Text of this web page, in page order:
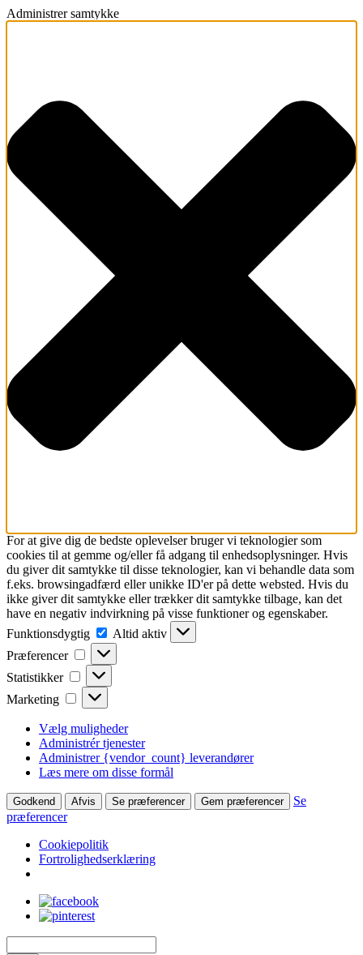
Administrer samtykke
For at give dig de bedste oplevelser bruger vi teknologier som
cookies til at gemme og/eller få adgang til enhedsoplysninger. Hvis
du giver dit samtykke til disse teknologier, kan vi behandle data som
f.eks. browsingadfærd eller unikke ID'er på dette websted. Hvis du
ikke giver dit samtykke eller trækker dit samtykke tilbage, kan det
have en negativ indvirkning på visse funktioner og egenskaber.
Funktionsdygtig
Funktionsdygtig
Altid aktiv
Præferencer
Præferencer
Statistikker Statistikker
Marketing Marketing
Vælg muligheder
Administrér tjenester
Administrer {vendor_count} leverandører
Læs mere om disse formål
Godkend Afvis Se præferencer Gem præferencer
Se
præferencer
Cookiepolitik
Fortrolighedserklæring